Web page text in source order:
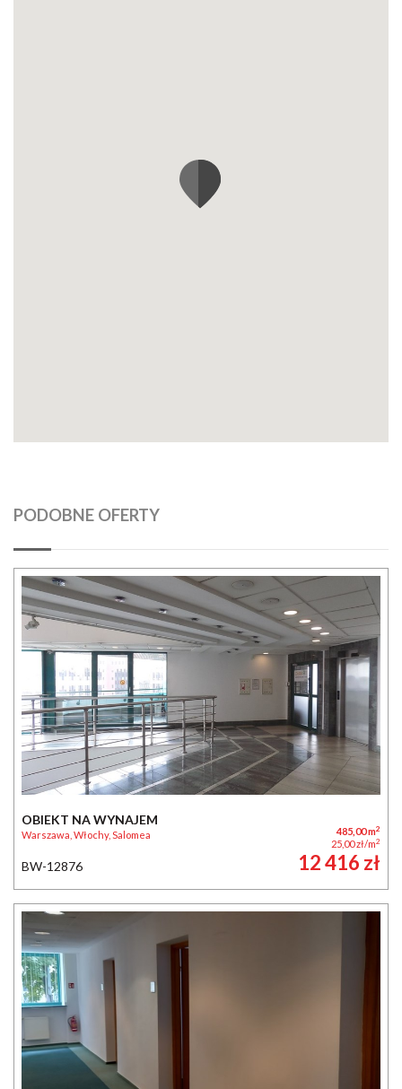
PODOBNE OFERTY
OBIEKT NA WYNAJEM
Warszawa, Włochy, Salomea 485,00 m2
25,00 zł/m2
BW-12876 12 416 zł